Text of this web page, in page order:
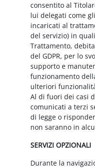
consentito al
lui delegati come
incaricati al
del servizio) in
Trattamento,
del GDPR, per lo
supporto e
funzionamento
ulteriori
Al di fuori dei casi
comunicati a terzi
di legge o
non saranno in
SERVIZI OPZIONALI
Durante la